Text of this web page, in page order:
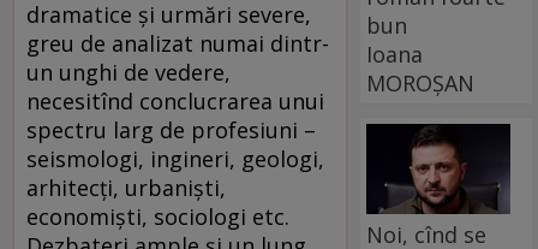
dramatice şi urmări severe,
greu de analizat numai dintr-
un unghi de vedere,
necesitînd conclucrarea unui
spectru larg de profesiuni –
seismologi, ingineri, geologi,
arhitecţi, urbanişti,
economişti, sociologi etc.
bun
Ioana
MOROȘAN
Noi, cînd se